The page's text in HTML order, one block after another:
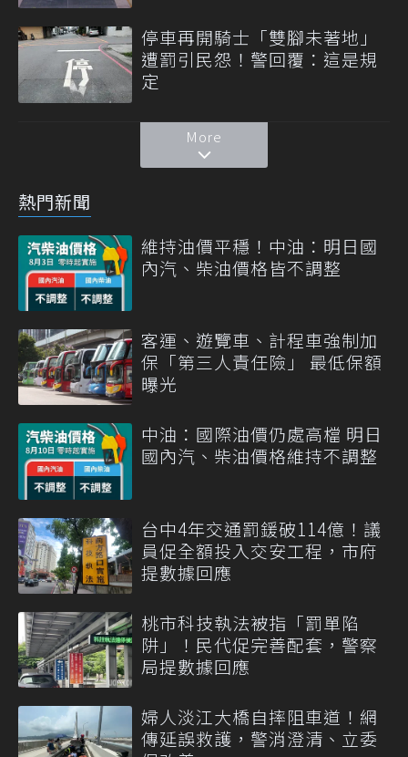
停車再開騎士「雙腳未著地」
遭罰引民怨！警回覆：這是規
定
More
熱門新聞
維持油價平穩！中油：明日國
內汽、柴油價格皆不調整
客運、遊覽車、計程車強制加
保「第三人責任險」 最低保額
曝光
中油：國際油價仍處高檔 明日
國內汽、柴油價格維持不調整
台中4年交通罰鍰破114億！議
員促全額投入交安工程，市府
提數據回應
桃市科技執法被指「罰單陷
阱」！民代促完善配套，警察
局提數據回應
婦人淡江大橋自摔阻車道！網
傳延誤救護，警消澄清、立委